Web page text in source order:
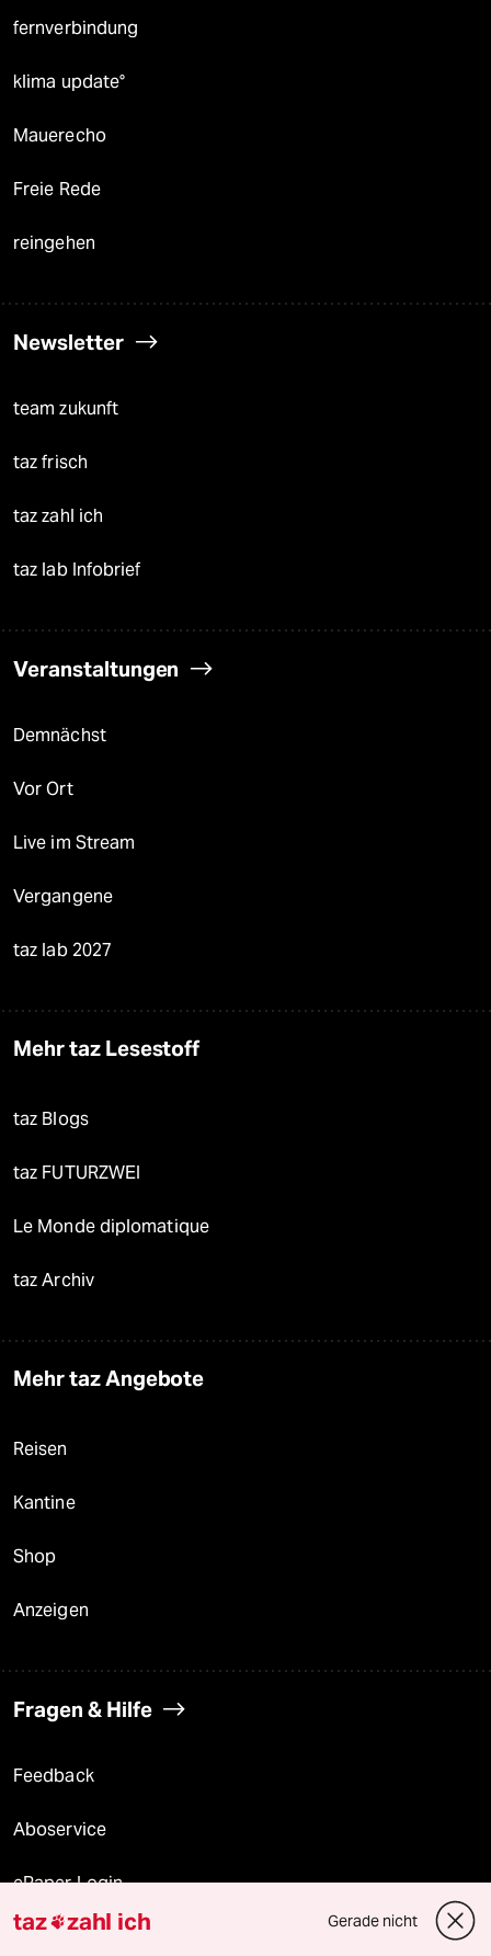
fernverbindung
klima update°
Mauerecho
Freie Rede
reingehen
Newsletter
team zukunft
taz frisch
taz zahl ich
taz lab Infobrief
Veranstaltungen
Demnächst
Vor Ort
Live im Stream
Vergangene
taz lab 2027
Mehr taz Lesestoff
taz Blogs
taz FUTURZWEI
Le Monde diplomatique
taz Archiv
Mehr taz Angebote
Reisen
Kantine
Shop
Anzeigen
Fragen & Hilfe
Feedback
Aboservice
ePaper Login
Downloads für Abonnierende
taz zahl ich Gerade nicht